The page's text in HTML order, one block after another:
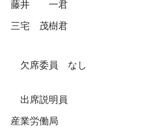
藤井 一君
三宅 茂樹君
欠席委員 なし
出席説明員
産業労働局